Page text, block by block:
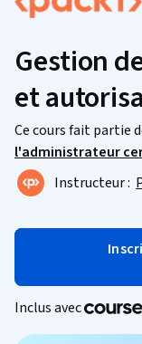
Gestion
et
Ce cours fait partie
l'administrateur
Instructeur :
Inclus avec